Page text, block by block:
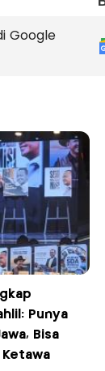
Google
Punya
Bisa